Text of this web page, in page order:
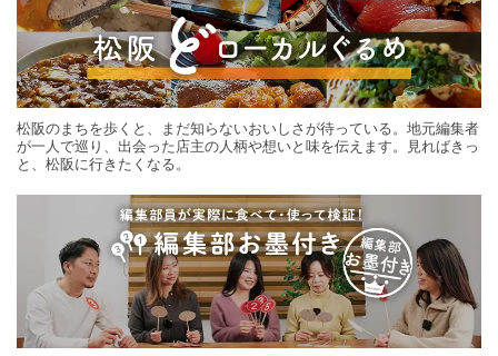
松阪のまちを歩くと、まだ知らないおいしさが待っている。地元編集者
が一人で巡り、出会った店主の人柄や想いと味を伝えます。見ればきっ
と、松阪に行きたくなる。